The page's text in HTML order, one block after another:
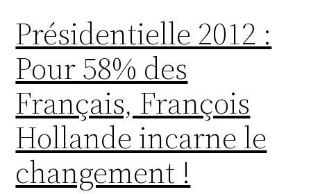
Présidentielle 2012 :
Pour 58% des
Français, François
Hollande incarne le
changement !